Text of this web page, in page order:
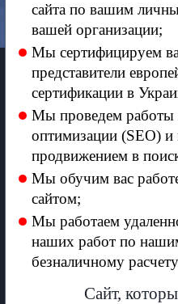
сайта по вашим
вашей организации;
Мы сертифицируем
представители
сертификации в
Мы проведем работы
оптимизации (SEO) и
продвижением в
Мы обучим вас
сайтом;
Мы работаем
наших работ по
безналичному
Сайт,